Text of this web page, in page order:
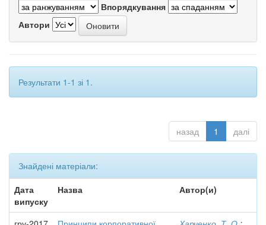
Впорядкування
Автори
Результати 1-1 зі 1.
назад 1 далі
Знайдені матеріали:
Дата
випуску
Назва Автор(и)